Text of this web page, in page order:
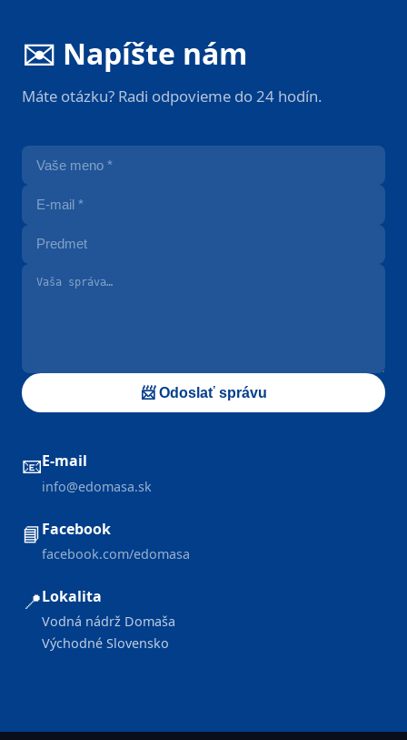
✉️ Napíšte nám
Máte otázku? Radi odpovieme do 24 hodín.
📨 Odoslať správu
📧E-mail
info@edomasa.sk
📘Facebook
facebook.com/edomasa
📍Lokalita
Vodná nádrž Domaša
Východné Slovensko